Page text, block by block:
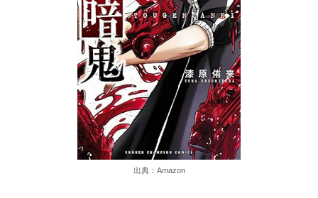
出典：Amazon